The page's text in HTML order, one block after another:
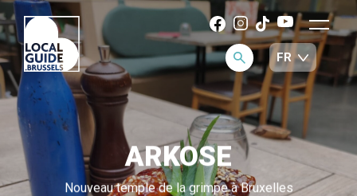
ARKOSE
Nouveau temple de la grimpe à Bruxelles